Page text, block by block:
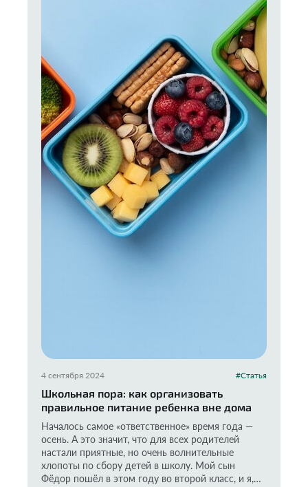
4 сентября 2024 #Статья
Школьная пора: как организовать
правильное питание ребенка вне дома
Началось самое «ответственное» время года —
осень. А это значит, что для всех родителей
настали приятные, но очень волнительные
хлопоты по сбору детей в школу. Мой сын
Фёдор пошёл в этом году во второй класс, и я,